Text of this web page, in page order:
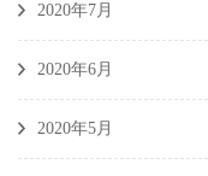
2020年7月
2020年6月
2020年5月